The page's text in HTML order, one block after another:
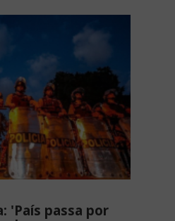
'País passa por